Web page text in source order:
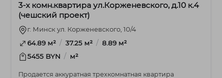
3-х комн.квартира ул.Корженевского, д.10 к.4
(чешский проект)
г. Минск ул. Корженевского, 10/4
64.89 м² / 37.25 м² / 8.89 м²
5455 BYN / м²
Продается аккуратная трехкомнатная квартира